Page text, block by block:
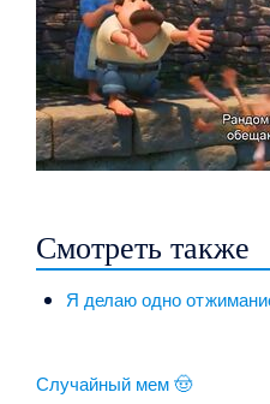
Смотреть также
Я делаю одно
Случайный мем 🤠